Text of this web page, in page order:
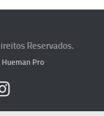
Reservados.
Hueman Pro